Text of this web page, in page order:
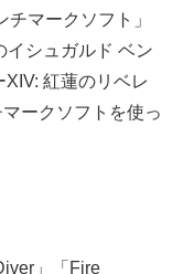
チマークソフト」
イシュガルド ベン
紅蓮のリベレ
ークソフトを使っ
」「Fire